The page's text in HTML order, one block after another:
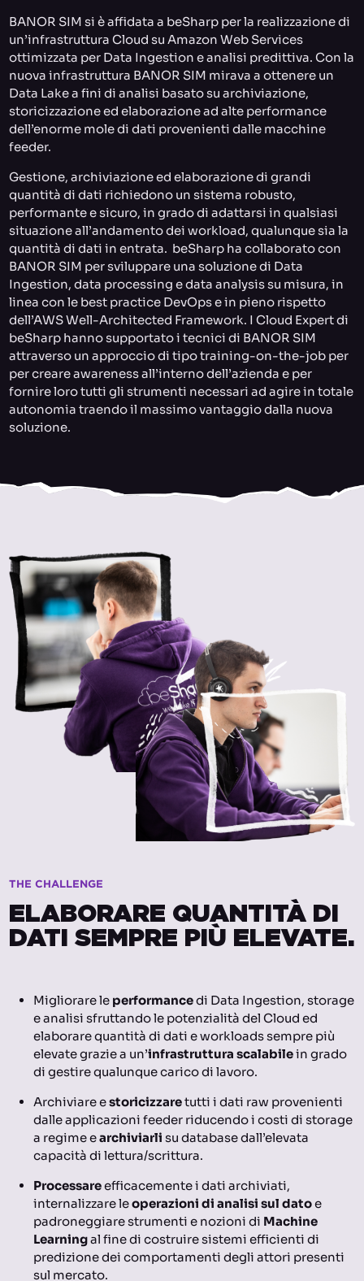
BANOR SIM si è affidata a beSharp per la realizzazione di
un’infrastruttura Cloud su Amazon Web Services
ottimizzata per Data Ingestion e analisi predittiva. Con la
nuova infrastruttura BANOR SIM mirava a ottenere un
Data Lake a fini di analisi basato su archiviazione,
storicizzazione ed elaborazione ad alte performance
dell’enorme mole di dati provenienti dalle macchine
feeder.
Gestione, archiviazione ed elaborazione di grandi
quantità di dati richiedono un sistema robusto,
performante e sicuro, in grado di adattarsi in qualsiasi
situazione all’andamento dei workload, qualunque sia la
quantità di dati in entrata. beSharp ha collaborato con
BANOR SIM per sviluppare una soluzione di Data
Ingestion, data processing e data analysis su misura, in
linea con le best practice DevOps e in pieno rispetto
dell’AWS Well-Architected Framework. I Cloud Expert di
beSharp hanno supportato i tecnici di BANOR SIM
attraverso un approccio di tipo training-on-the-job per
per creare awareness all’interno dell’azienda e per
fornire loro tutti gli strumenti necessari ad agire in totale
autonomia traendo il massimo vantaggio dalla nuova
soluzione.
THE CHALLENGE
ELABORARE QUANTITÀ DI
DATI SEMPRE PIÙ ELEVATE.
Migliorare le performancedi Data Ingestion, storage
e analisi sfruttando le potenzialità del Cloud ed
elaborare quantità di dati e workloads sempre più
elevate grazie a un’infrastruttura scalabilein grado
di gestire qualunque carico di lavoro.
Archiviare estoricizzaretutti i dati raw provenienti
dalle applicazioni feeder riducendo i costi di storage
a regime earchiviarli su database dall’elevata
capacità di lettura/scrittura.
Processareefficacemente i dati archiviati,
internalizzare leoperazioni di analisi sul datoe
padroneggiare strumenti e nozioni di Machine
Learningal fine di costruire sistemi efficienti di
predizione dei comportamenti degli attori presenti
sul mercato.